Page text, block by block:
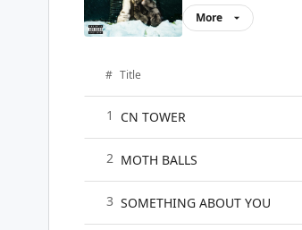
More
# Title
1 CN TOWER
2 MOTH BALLS
3 SOMETHING ABOUT YOU